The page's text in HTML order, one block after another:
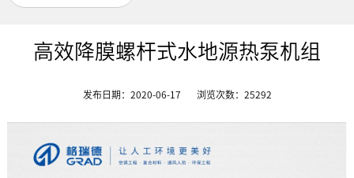
高效降膜螺杆式水地源热泵机组
发布日期：2020-06-17 浏览次数： 25292